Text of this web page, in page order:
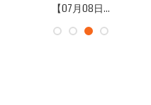
【07月08日...